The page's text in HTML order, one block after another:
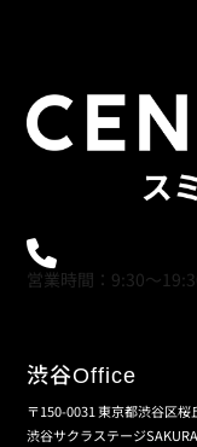
営業時間：9:30～
渋谷Office
〒150-0031 東京都渋谷区桜
渋谷サクラステージ